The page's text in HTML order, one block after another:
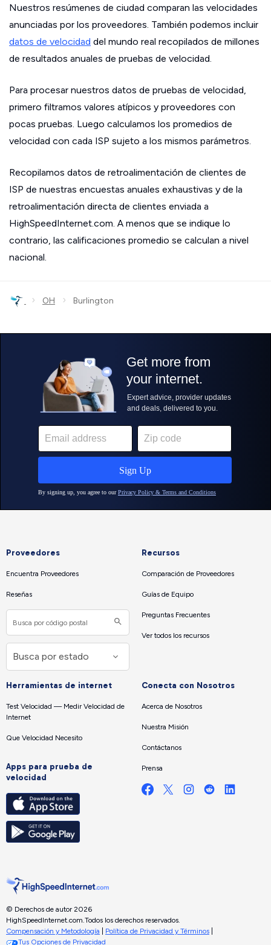
Nuestros resúmenes de ciudad comparan las velocidades
anunciadas por los proveedores. También podemos incluir
datos de velocidad del mundo real recopilados de millones
de resultados anuales de pruebas de velocidad.
Para procesar nuestros datos de pruebas de velocidad,
primero filtramos valores atípicos y proveedores con
pocas pruebas. Luego calculamos los promedios de
velocidad con cada ISP sujeto a los mismos parámetros.
Recopilamos datos de retroalimentación de clientes de
ISP de nuestras encuestas anuales exhaustivas y de la
retroalimentación directa de clientes enviada a
HighSpeedInternet.com. A menos que se indique lo
contrario, las calificaciones promedio se calculan a nivel
nacional.
› OH › Burlington
Proveedores
Encuentra Proveedores
Reseñas
Recursos
Comparación de Proveedores
Guías de Equipo
Preguntas Frecuentes
Ver todos los recursos
Herramientas de internet
Test Velocidad — Medir Velocidad de
Internet
Que Velocidad Necesito
Apps para prueba de
velocidad
Conecta con Nosotros
Acerca de Nosotros
Nuestra Misión
Contáctanos
Prensa
© Derechos de autor 2026
HighSpeedInternet.com. Todos los derechos reservados.
Compensación y Metodología
Política de Privacidad y Términos
Tus Opciones de Privacidad